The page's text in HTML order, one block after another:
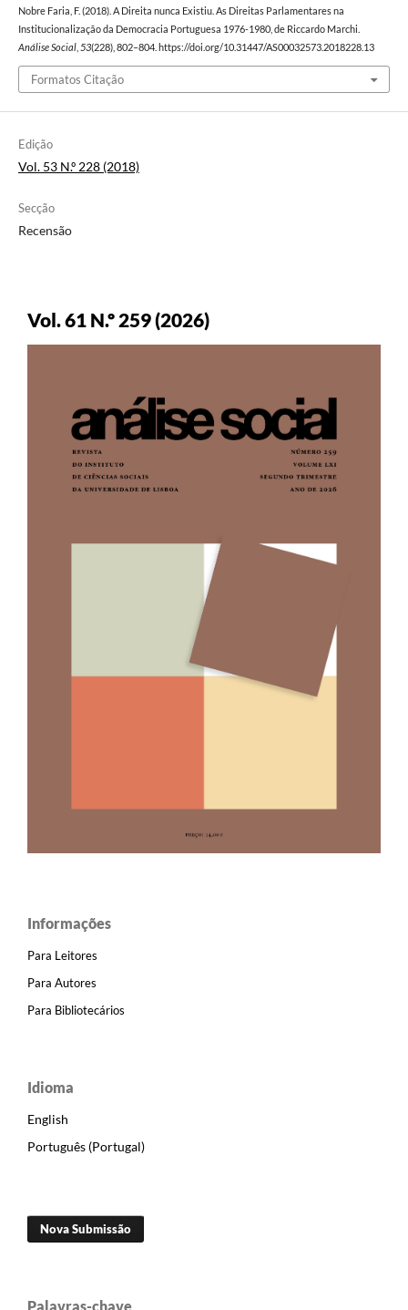
Nobre Faria, F. (2018). A Direita nunca Existiu. As Direitas Parlamentares na
Institucionalização da Democracia Portuguesa 1976-1980, de Riccardo Marchi.
Análise Social, 53(228), 802–804. https://doi.org/10.31447/AS00032573.2018228.13
Formatos Citação
Edição
Vol. 53 N.º 228 (2018)
Secção
Recensão
Vol. 61 N.º 259 (2026)
Informações
Para Leitores
Para Autores
Para Bibliotecários
Idioma
English
Português (Portugal)
Nova Submissão
Palavras-chave